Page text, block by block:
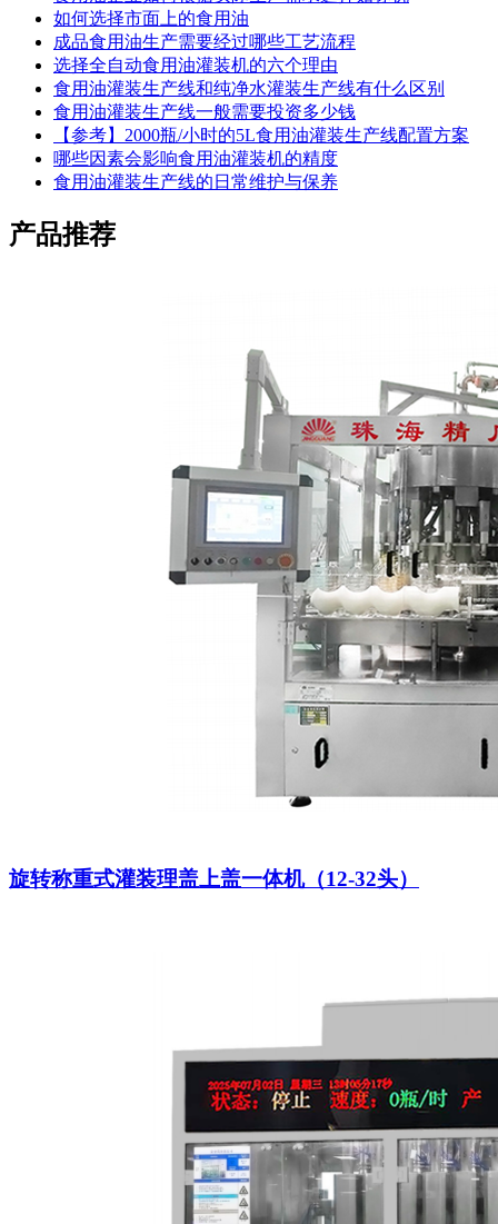
如何选择市面上的食用油
成品食用油生产需要经过哪些工艺流程
选择全自动食用油灌装机的六个理由
食用油灌装生产线和纯净水灌装生产线有什么区别
食用油灌装生产线一般需要投资多少钱
【参考】2000瓶/小时的5L食用油灌装生产线配置方案
哪些因素会影响食用油灌装机的精度
食用油灌装生产线的日常维护与保养
产品推荐
旋转称重式灌装理盖上盖一体机（12-32头）